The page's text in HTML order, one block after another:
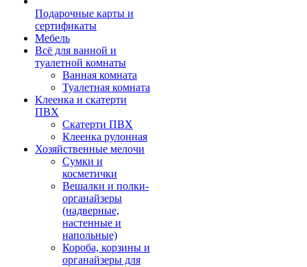
Подарочные карты и
сертификаты
Мебель
Всё для ванной и
туалетной комнаты
Ванная комната
Туалетная комната
Клеенка и скатерти
ПВХ
Скатерти ПВХ
Клеенка рулонная
Хозяйственные мелочи
Сумки и
косметички
Вешалки и полки-
органайзеры
(надверные,
настенные и
напольные)
Короба, корзины и
органайзеры для